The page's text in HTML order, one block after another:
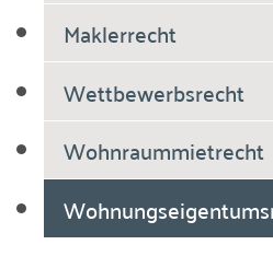
Maklerrecht
Wettbewerbsrecht
Wohnraummietrecht